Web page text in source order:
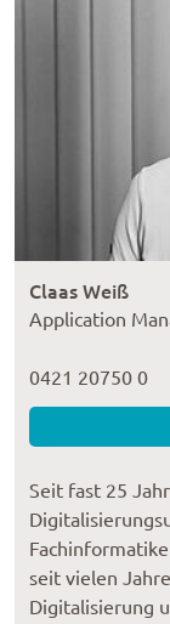
Claas Weiß
Application
0421 20750 0
Seit fast 25
seit vielen
Digitalisierung